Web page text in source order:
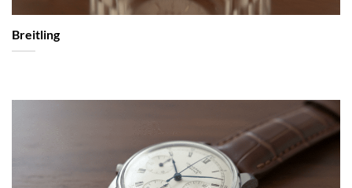
Breitling